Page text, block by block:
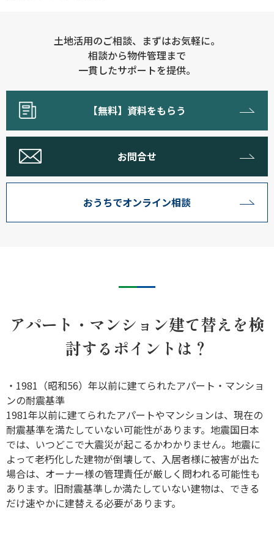
土地活用のご相談、まずはお気軽に。
相談から物件管理まで
一貫したサポートを提供。
【無料】資料をもらう
お問合せ
おうちでオンライン相談
アパート・マンション建て替えを検
討するポイントは？
・1981（昭和56）年以前に建てられたアパート・マンショ
ンの耐震基準
1981年以前に建てられたアパートやマンションは、現在の
耐震基準を満たしていない可能性があります。地震国日本
では、いつどこで大震災が起こるかわかりません。地震に
よって老朽化した建物が倒壊して、入居者様に被害が出た
場合は、オーナー様の管理責任が厳しく問われる可能性も
あります。旧耐震基準しか満たしていない建物は、できる
だけ速やかに建替える必要があります。